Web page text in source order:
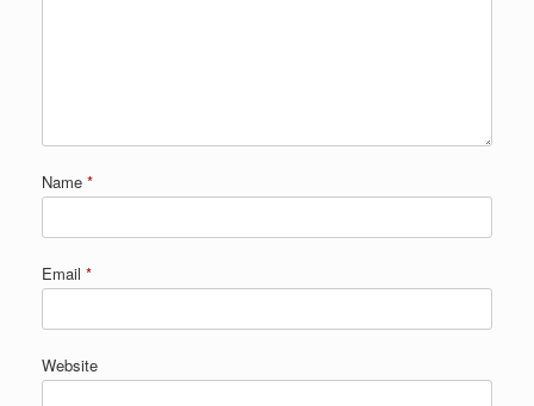
Name *
Email *
Website